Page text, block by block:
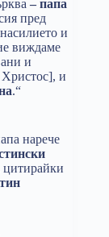
– папа
пред
и
виждаме
и
Христос], и
.“
нарече
цитирайки